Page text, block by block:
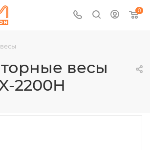
0
весы
2200H